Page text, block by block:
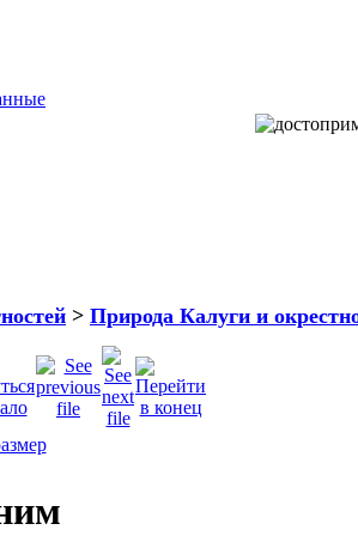
> Природа Калуги и